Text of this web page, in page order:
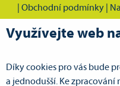
Obchodní podmínky|
CVOK s.r.o.,
Využívejte web
Díky cookies pro vás bude
a jednodušší. Ke